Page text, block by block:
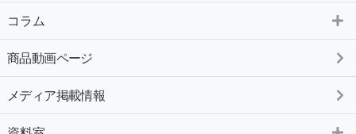
コラム
商品動画ページ
メディア掲載情報